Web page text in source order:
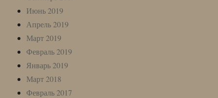
Июнь 2019
Апрель 2019
Март 2019
Февраль 2019
Январь 2019
Март 2018
Февраль 2017